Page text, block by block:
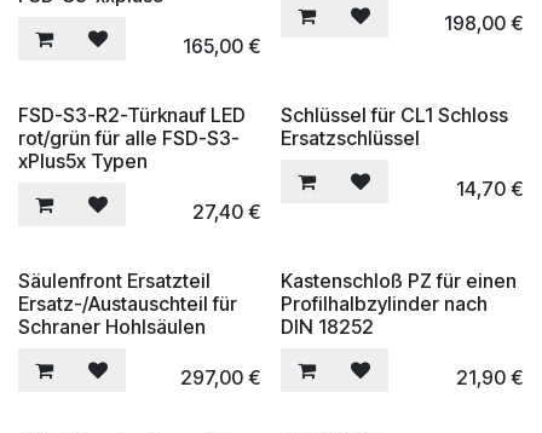
165,00€
198,00€
FSD-S3-R2-Türknauf LED
rot/grün für alle FSD-S3-
xPlus5x Typen
27,40€
Schlüssel für CL1 Schloss
Ersatzschlüssel
14,70€
Säulenfront Ersatzteil
Ersatz-/Austauschteil für
Schraner Hohlsäulen
297,00€
Kastenschloß PZ für einen
Profilhalbzylinder nach
DIN 18252
21,90€